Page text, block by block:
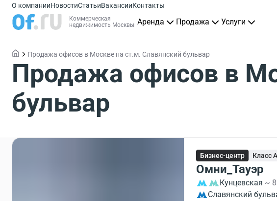
О компанииНовостиСтатьиВакансииКонтакты
Коммерческая
недвижимость Москвы Аренда Продажа Услуги
Продажа офисов в Москве на ст.м. Славянский бульвар
Продажа офисов в
бульвар
Бизнес-центр Класс A
Омни_Тауэр
Кунцевская ~
Славянский